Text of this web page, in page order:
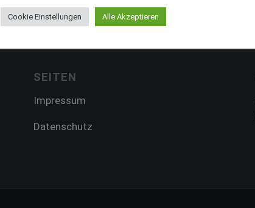
SEITEN
Impressum
Datenschutz
Cookie Einstellungen Alle Akzeptieren